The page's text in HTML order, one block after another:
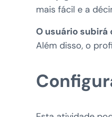
mais fácil e a
O usuário
Além disso, o